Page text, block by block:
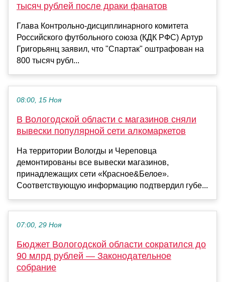
тысяч рублей после драки фанатов
Глава Контрольно‑дисциплинарного комитета
Российского футбольного союза (КДК РФС) Артур
Григорьянц заявил, что "Спартак" оштрафован на
800 тысяч рубл...
08:00, 15 Ноя
В Вологодской области с магазинов сняли
вывески популярной сети алкомаркетов
На территории Вологды и Череповца
демонтированы все вывески магазинов,
принадлежащих сети «Красное&Белое».
Соответствующую информацию подтвердил губе...
07:00, 29 Ноя
Бюджет Вологодской области сократился до
90 млрд рублей — Законодательное
собрание